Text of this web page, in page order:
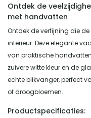
Ontdek de
met handvatten
Ontdek de verfijning die
interieur. Deze elegante
van praktische
zuivere witte kleur en de
echte blikvanger, perfect
of droogbloemen.
Productspecificaties: